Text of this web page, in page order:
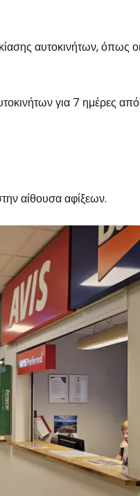
αυτοκινήτων,
για 7 ημέρες από
αίθουσα αφίξεων.